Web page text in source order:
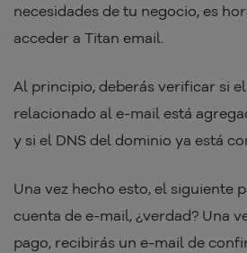
necesidades de tu negocio, es
acceder a Titan email.
Al principio, deberás verificar si
relacionado al e-mail está
y si el DNS del dominio ya está
Una vez hecho esto, el siguiente
cuenta de e-mail, ¿verdad? Una
pago, recibirás un e-mail de